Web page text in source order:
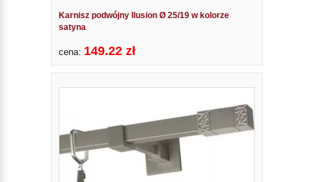
Karnisz podwójny Ilusion Ø 25/19 w kolorze
satyna
cena: 149.22 zł